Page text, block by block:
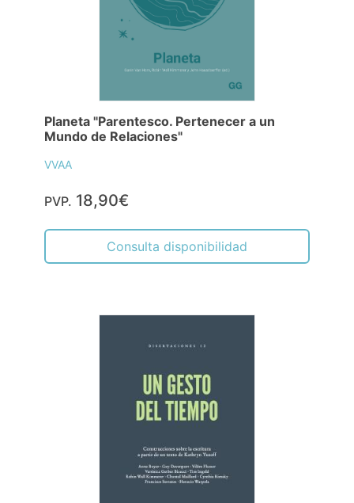
Planeta "Parentesco. Pertenecer a un
Mundo de Relaciones"
VVAA
PVP. 18,90€
Consulta disponibilidad